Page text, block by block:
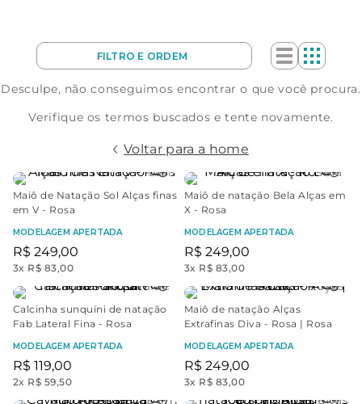
Desculpe, não conseguimos encontrar o que você procura.
Verifique os termos buscados e tente novamente.
Voltar para a home
Maiô de Natação Sol Alças finas
em V - Rosa
MODELAGEM APERTADA
R$ 249,00
3x R$ 83,00
Maiô de natação Bela Alças em
X - Rosa
MODELAGEM APERTADA
R$ 249,00
3x R$ 83,00
Calcinha sunquíni de natação
Fab Lateral Fina - Rosa
MODELAGEM APERTADA
R$ 119,00
2x R$ 59,50
Maiô de natação Alças
Extrafinas Diva - Rosa | Rosa
MODELAGEM APERTADA
R$ 249,00
3x R$ 83,00